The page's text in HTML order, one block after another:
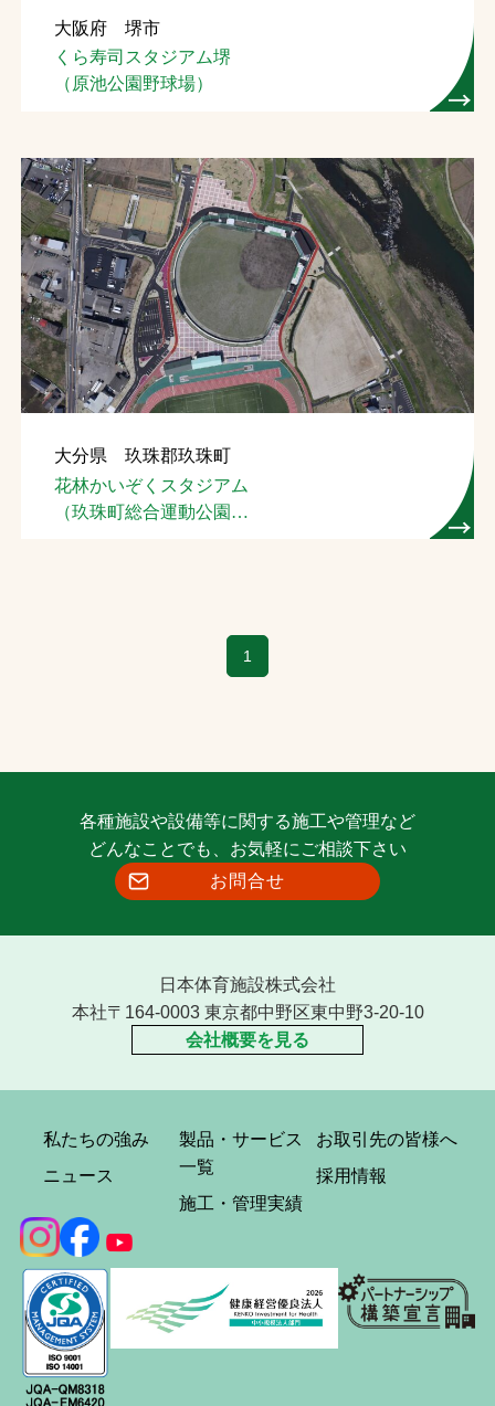
大阪府 堺市
くら寿司スタジアム堺
（原池公園野球場）
大分県 玖珠郡玖珠町
花林かいぞくスタジアム
（玖珠町総合運動公園
1
各種施設や設備等に関する施工や管理など
どんなことでも、お気軽にご相談下さい
お問合せ
日本体育施設株式会社
本社〒164-0003 東京都中野区東中野3-20-10
会社概要を見る
私たちの強み
ニュース
製品・サービス
一覧
施工・管理実績
お取引先の皆様へ
採用情報